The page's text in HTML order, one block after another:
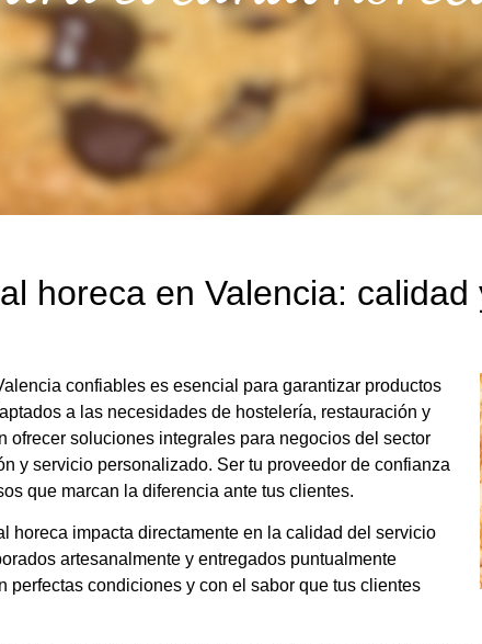
horeca en Valencia: calidad
confiables es esencial para garantizar productos
a las necesidades de hostelería, restauración y
ofrecer soluciones integrales para negocios del sector
y servicio personalizado. Ser tu proveedor de confianza
que marcan la diferencia ante tus clientes.
horeca impacta directamente en la calidad del servicio
artesanalmente y entregados puntualmente
condiciones y con el sabor que tus clientes